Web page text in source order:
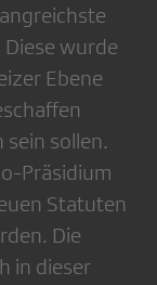
wurde
Ebene
sein sollen.
Präsidium
Statuten
Die
in dieser